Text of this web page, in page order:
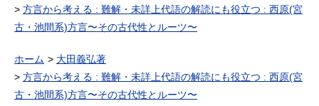
方言から考える : 難解・未詳上代語の解読にも役立つ : 西原(宮
古・池間系)方言〜その古代性とルーツ〜
ホーム
大田義弘著
方言から考える : 難解・未詳上代語の解読にも役立つ : 西原(宮
古・池間系)方言〜その古代性とルーツ〜